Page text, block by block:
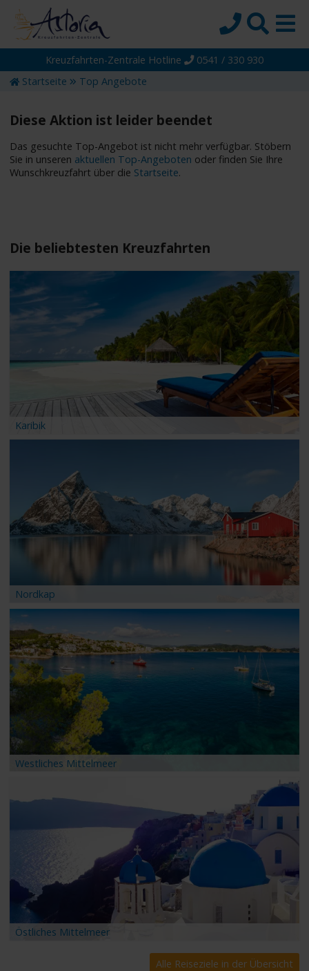
Startseite
Top-Angebote
Reiseziele
Reedereien
Wissen
Suche
Kreuzfahrten-Zentrale Hotline
0541 / 330 930
Startseite
Top Angebote
Diese Aktion ist leider beendet
Das gesuchte Top-Angebot ist nicht mehr verfügbar. Stöbern
Sie in unseren aktuellen Top-Angeboten oder finden Sie Ihre
Wunschkreuzfahrt über die Startseite.
Die beliebtesten Kreuzfahrten
Karibik
Nordkap
Westliches Mittelmeer
Östliches Mittelmeer
Alle Reiseziele in der Übersicht